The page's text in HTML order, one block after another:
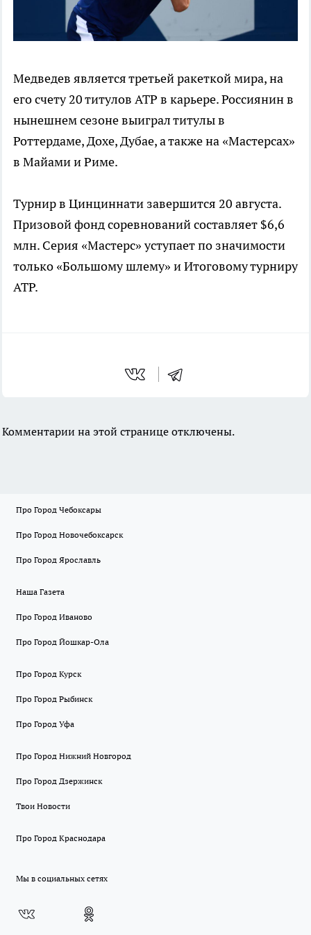
Медведев является третьей ракеткой мира, на
его счету 20 титулов ATP в карьере. Россиянин в
нынешнем сезоне выиграл титулы в
Роттердаме, Дохе, Дубае, а также на «Мастерсах»
в Майами и Риме.
Турнир в Цинциннати завершится 20 августа.
Призовой фонд соревнований составляет $6,6
млн. Серия «Мастерс» уступает по значимости
только «Большому шлему» и Итоговому турниру
ATP.
Комментарии на этой странице отключены.
Про Город Чебоксары
Про Город Новочебоксарск
Про Город Ярославль
Наша Газета
Про Город Иваново
Про Город Йошкар-Ола
Про Город Курск
Про Город Рыбинск
Про Город Уфа
Про Город Нижний Новгород
Про Город Дзержинск
Твои Новости
Про Город Краснодара
Мы в социальных сетях